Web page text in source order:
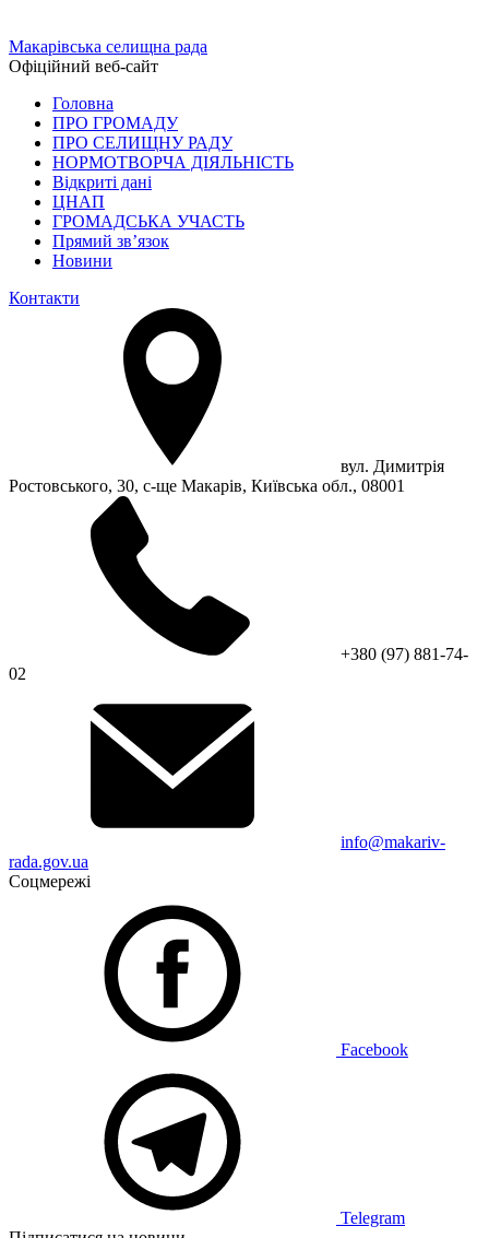
Макарівська селищна рада
Офіційний веб-сайт
Головна
ПРО ГРОМАДУ
ПРО СЕЛИЩНУ РАДУ
НОРМОТВОРЧА ДІЯЛЬНІСТЬ
Відкриті дані
ЦНАП
ГРОМАДСЬКА УЧАСТЬ
Прямий зв’язок
Новини
Контакти
вул. Димитрія
Ростовського, 30, с-ще Макарів, Київська обл., 08001
+380 (97) 881-74-
02
info@makariv-
rada.gov.ua
Соцмережі
Facebook
Telegram